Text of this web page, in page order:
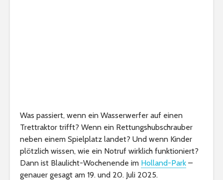
Was passiert, wenn ein Wasserwerfer auf einen
Trettraktor trifft? Wenn ein Rettungshubschrauber
neben einem Spielplatz landet? Und wenn Kinder
plötzlich wissen, wie ein Notruf wirklich funktioniert?
Dann ist Blaulicht-Wochenende im Holland-Park –
genauer gesagt am 19. und 20. Juli 2025.